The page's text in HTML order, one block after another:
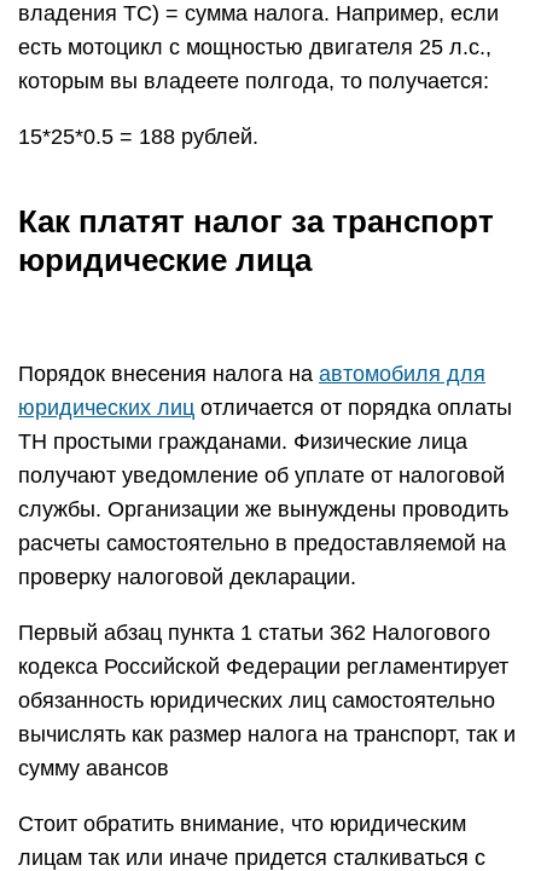
владения ТС) = сумма налога. Например, если
есть мотоцикл с мощностью двигателя 25 л.с.,
которым вы владеете полгода, то получается:
15*25*0.5 = 188 рублей.
Как платят налог за транспорт
юридические лица
Порядок внесения налога на автомобиля для
юридических лиц отличается от порядка оплаты
ТН простыми гражданами. Физические лица
получают уведомление об уплате от налоговой
службы. Организации же вынуждены проводить
расчеты самостоятельно в предоставляемой на
проверку налоговой декларации.
Первый абзац пункта 1 статьи 362 Налогового
кодекса Российской Федерации регламентирует
обязанность юридических лиц самостоятельно
вычислять как размер налога на транспорт, так и
сумму авансов
Стоит обратить внимание, что юридическим
лицам так или иначе придется сталкиваться с